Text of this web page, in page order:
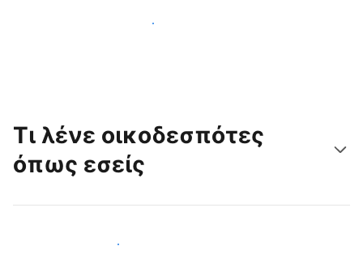
Προσελκύστε νέους επισκέπτες σήμερα
Τι λένε οικοδεσπότες
όπως εσείς
Γίνετε κι εσείς οικοδεσπότης